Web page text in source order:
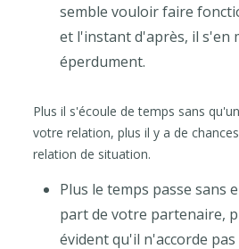
semble vouloir faire
et l'instant d'après, il s'en
éperdument.
Plus il s'écoule de temps sans
votre relation, plus il y a de
relation de situation.
Plus le temps passe sans
part de votre partenaire,
évident qu'il n'accorde